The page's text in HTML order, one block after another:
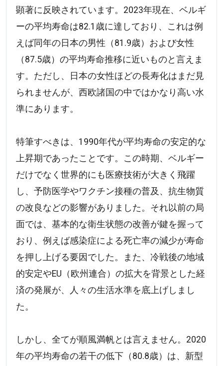
顕著に反映されています。2023年現在、ベルギ
ーの平均寿命は82.1歳に達しており、これは例
えば同年の日本の男性（81.9歳）および女性
（87.5歳）の平均寿命推移に近いものと言えま
す。ただし、日本の女性ほどの長寿化はまだ見
られませんが、西欧諸国の中ではかなり高い水
準にあります。
特筆すべきは、1990年代が平均寿命の安定的な
上昇期であったことです。この時期、ベルギー
だけでなく世界的にも医療技術が大きく飛躍
し、予防医学やワクチン接種の普及、抗生物質
の改良などの影響がありました。それ以前の局
面では、基本的な衛生状態の改善が鍵を握って
おり、例えば感染症による死亡率の減少が寿命
を押し上げる要因でした。また、冷戦後の地域
的安定やEU（欧州連合）の拡大を背景とした経
済の発展が、人々の生活水準を底上げしまし
た。
しかし、全てが順風満帆とは言えません。2020
年の平均寿命の若干の低下（80.8歳）は、新型